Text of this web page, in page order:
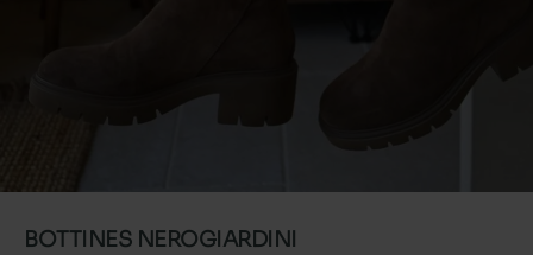
BOTTINES NEROGIARDINI